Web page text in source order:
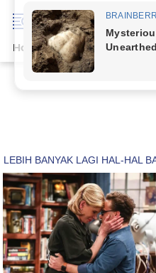
Home Terpopuler